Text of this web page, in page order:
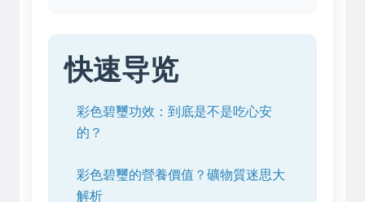
快速导览
彩色碧璽功效：到底是不是吃心安
的？
彩色碧璽的營養價值？礦物質迷思大
解析